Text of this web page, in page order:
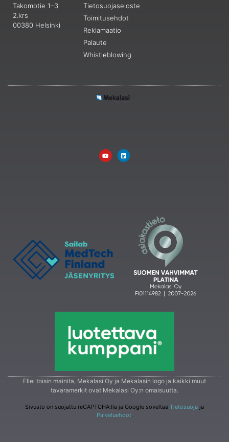
Takomotie 1–3
2.krs
00380 Helsinki
Tietosuojaseloste
Toimitusehdot
Reklamaatio
Palaute
Whistleblowing
Ellei toisin mainita, Mekalasi Oy ja Mekalasin logo ja kaikki muut
tavaramerkit ovat Mekalasi Oy:n omaisuutta.
Sivusto on suojattu reCAPTCHA:lla ja Google soveltaa Tietosuoja ja
Palveluehdot.